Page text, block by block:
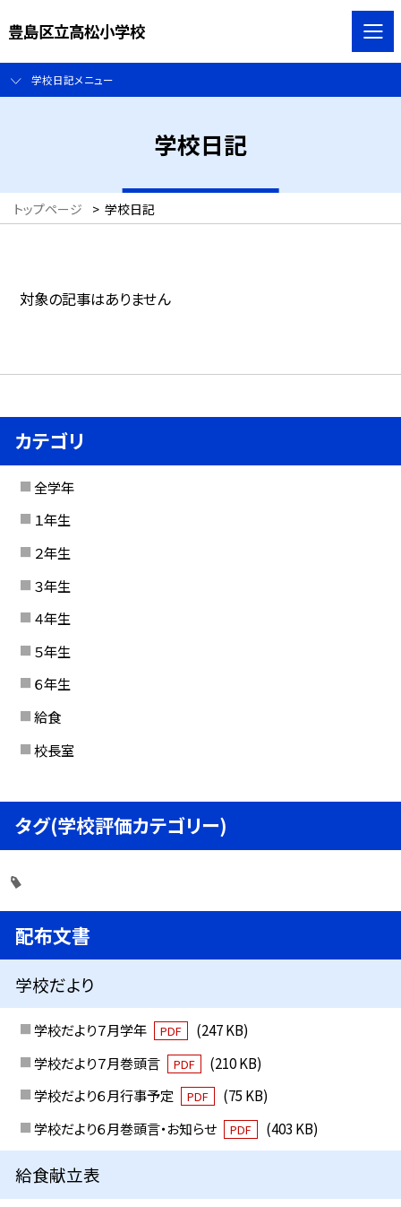
豊島区立高松小学校
学校日記メニュー
学校日記
トップページ > 学校日記
対象の記事はありません
カテゴリ
全学年
１年生
２年生
３年生
４年生
５年生
６年生
給食
校長室
タグ(学校評価カテゴリー)
配布文書
学校だより
学校だより７月学年 PDF
(247 KB)
学校だより７月巻頭言
PDF
(210 KB)
学校だより６月行事予定
PDF
(75 KB)
学校だより６月巻頭言・お知らせ
PDF (403 KB)
給食献立表